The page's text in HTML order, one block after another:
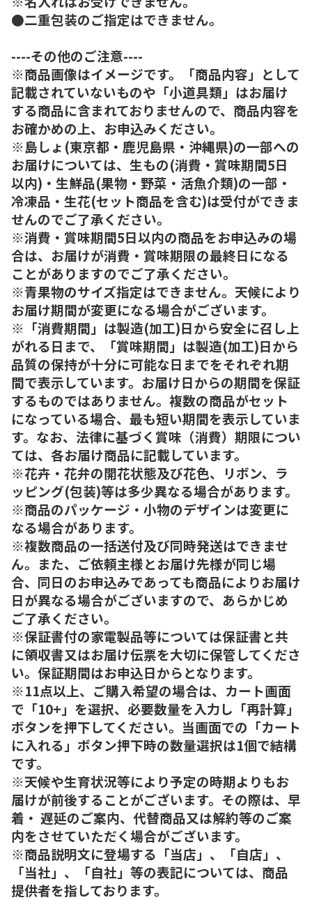
●二重包装のご指定はできません。
----その他のご注意----
※商品画像はイメージです。「商品内容」として
記載されていないものや「小道具類」はお届け
する商品に含まれておりませんので、商品内容を
お確かめの上、お申込みください。
※島しょ(東京都・鹿児島県・沖縄県)の一部への
お届けについては、生もの(消費・賞味期間5日
以内)・生鮮品(果物・野菜・活魚介類)の一部・
冷凍品・生花(セット商品を含む)は受付ができま
せんのでご了承ください。
※消費・賞味期間5日以内の商品をお申込みの場
合は、お届けが消費・賞味期限の最終日になる
ことがありますのでご了承ください。
※青果物のサイズ指定はできません。天候により
お届け期間が変更になる場合がございます。
※「消費期間」は製造(加工)日から安全に召し上
がれる日まで、「賞味期間」は製造(加工)日から
品質の保持が十分に可能な日までをそれぞれ期
間で表示しています。お届け日からの期間を保証
するものではありません。複数の商品がセット
になっている場合、最も短い期間を表示していま
す。なお、法律に基づく賞味（消費）期限につい
ては、各お届け商品に記載しています。
※花卉・花弁の開花状態及び花色、リボン、ラ
ッピング(包装)等は多少異なる場合があります。
※商品のパッケージ・小物のデザインは変更に
なる場合があります。
※複数商品の一括送付及び同時発送はできませ
ん。また、ご依頼主様とお届け先様が同じ場
合、同日のお申込みであっても商品によりお届け
日が異なる場合がございますので、あらかじめ
ご了承ください。
※保証書付の家電製品等については保証書と共
に領収書又はお届け伝票を大切に保管してくださ
い。保証期間はお申込日からとなります。
※11点以上、ご購入希望の場合は、カート画面
で「10+」を選択、必要数量を入力し「再計算」
ボタンを押下してください。当画面での「カート
に入れる」ボタン押下時の数量選択は1個で結構
です。
※天候や生育状況等により予定の時期よりもお
届けが前後することがございます。その際は、早
着・ 遅延のご案内、代替商品又は解約等のご案
内をさせていただく場合がございます。
※商品説明文に登場する「当店」、「自店」、
「当社」、「自社」等の表記については、商品
提供者を指しております。